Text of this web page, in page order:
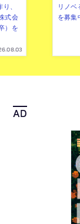
、
式会
）を
リノ
を募集